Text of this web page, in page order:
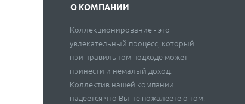
О КОМПАНИИ
Коллекционирование - это
увлекательный процесс, который
при правильном подходе может
принести и немалый доход.
Коллектив нашей компании
надеется что Вы не пожалеете о том,